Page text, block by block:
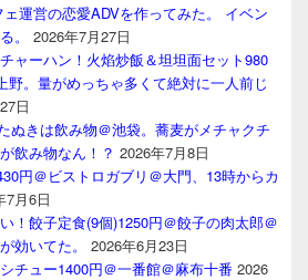
運営の恋愛ADVを作ってみた。 イベン
。
2026年7月27日
ャーハン！火焰炒飯＆坦坦面セット980
野。量がめっちゃ多くて絶対に一人前じ
日
ぬきは飲み物＠池袋。蕎麦がメチャクチ
飲み物なん！？ 2026年7月8日
円＠ビストロガブリ＠大門、13時からカ
7月6日
！餃子定食(9個)1250円＠餃子の肉太郎＠
効いてた。
2026年6月23日
チュー1400円＠一番館＠麻布十番 2026